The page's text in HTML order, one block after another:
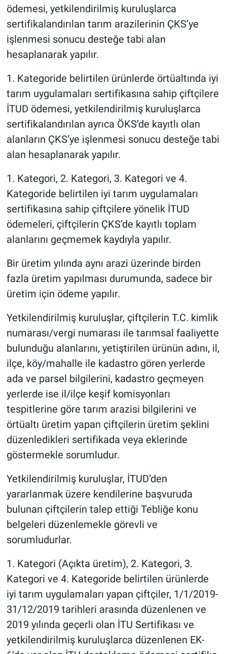
ödemesi, yetkilendirilmiş kuruluşlarca
sertifikalandırılan tarım arazilerinin ÇKS’ye
işlenmesi sonucu desteğe tabi alan
hesaplanarak yapılır.
1. Kategoride belirtilen ürünlerde örtüaltında iyi
tarım uygulamaları sertifikasına sahip çiftçilere
İTUD ödemesi, yetkilendirilmiş kuruluşlarca
sertifikalandırılan ayrıca ÖKS’de kayıtlı olan
alanların ÇKS’ye işlenmesi sonucu desteğe tabi
alan hesaplanarak yapılır.
1. Kategori, 2. Kategori, 3. Kategori ve 4.
Kategoride belirtilen iyi tarım uygulamaları
sertifikasına sahip çiftçilere yönelik İTUD
ödemeleri, çiftçilerin ÇKS’de kayıtlı toplam
alanlarını geçmemek kaydıyla yapılır.
Bir üretim yılında aynı arazi üzerinde birden
fazla üretim yapılması durumunda, sadece bir
üretim için ödeme yapılır.
Yetkilendirilmiş kuruluşlar, çiftçilerin T.C. kimlik
numarası/vergi numarası ile tarımsal faaliyette
bulunduğu alanlarını, yetiştirilen ürünün adını, il,
ilçe, köy/mahalle ile kadastro gören yerlerde
ada ve parsel bilgilerini, kadastro geçmeyen
yerlerde ise il/ilçe keşif komisyonları
tespitlerine göre tarım arazisi bilgilerini ve
örtüaltı üretim yapan çiftçilerin üretim şeklini
düzenledikleri sertifikada veya eklerinde
göstermekle sorumludur.
Yetkilendirilmiş kuruluşlar, İTUD’den
yararlanmak üzere kendilerine başvuruda
bulunan çiftçilerin talep ettiği Tebliğe konu
belgeleri düzenlemekle görevli ve
sorumludurlar.
1. Kategori (Açıkta üretim), 2. Kategori, 3.
Kategori ve 4. Kategoride belirtilen ürünlerde
iyi tarım uygulamaları yapan çiftçiler, 1/1/2019-
31/12/2019 tarihleri arasında düzenlenen ve
2019 yılında geçerli olan İTU Sertifikası ve
yetkilendirilmiş kuruluşlarca düzenlenen EK-